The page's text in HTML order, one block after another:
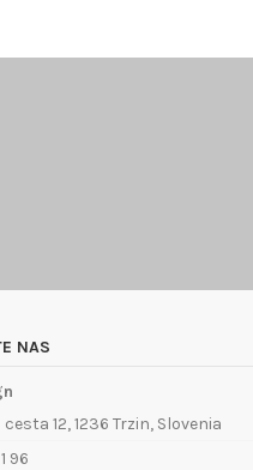
NAS
12, 1236 Trzin, Slovenia
96